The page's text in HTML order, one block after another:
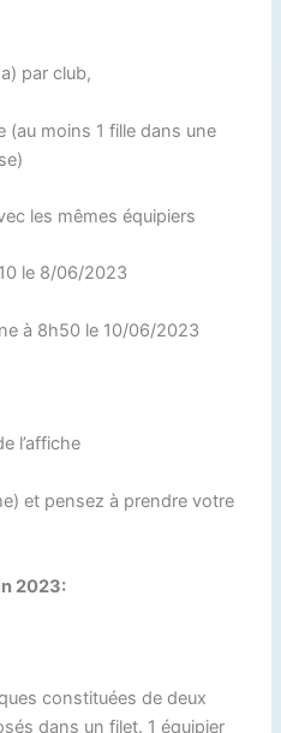
par club,
(au moins 1 fille dans une
les mêmes équipiers
le 8/06/2023
à 8h50 le 10/06/2023
l’affiche
et pensez à prendre votre
2023:
constituées de deux
dans un filet. 1 équipier